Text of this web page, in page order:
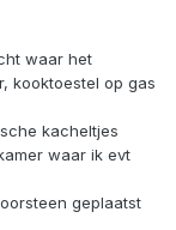
waar het
kooktoestel op gas
kacheltjes
waar ik evt
geplaatst